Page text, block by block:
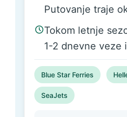
Putovanje traje
Tokom letnje
1-2 dnevne veze
Blue Star Ferries
SeaJets